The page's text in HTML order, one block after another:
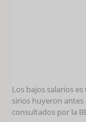
Los bajos salarios
sirios huyeron
consultados por la